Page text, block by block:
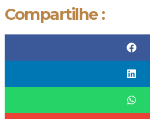
Compartilhe :